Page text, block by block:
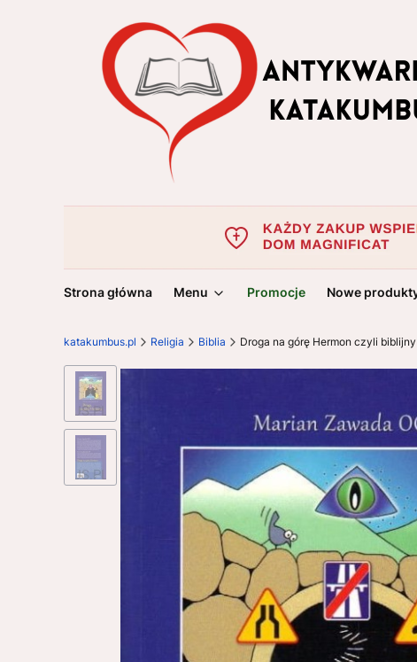
Strona główna Menu Promocje Nowe
katakumbus.pl Religia Biblia Droga na górę Hermon czyli